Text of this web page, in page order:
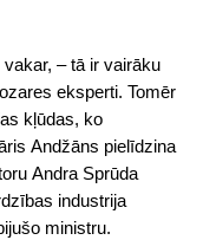
– tā ir vairāku
eksperti. Tomēr
kļūdas, ko
Andžāns pielīdzina
Andra Sprūda
industrija
ministru.